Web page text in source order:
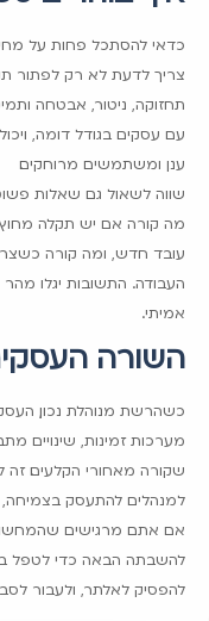
כדאי להסתכל פחות על
צריך לדעת לא רק לפתור
תחזוקה, ניטור, אבטחה
עם עסקים בגודל דומה,
ענן ומשתמשים מרוחקים.
שווה לשאול גם שאלות
מה קורה אם יש תקלה
עובד חדש, ומה קורה
העבודה. התשובות יגלו
אמיתי.
השורה
כשהרשת מנוהלת נכון,
מערכות זמינות, שינויים
שקורה מאחורי הקלעים.
למנהלים להתעסק בצמיחה,
אם אתם מרגישים
להשבתה הבאה כדי לטפל
להפסיק לאלתר, ולעבור